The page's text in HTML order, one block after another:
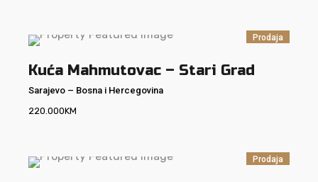
Prodaja
Kuća Mahmutovac – Stari Grad
Sarajevo – Bosna i Hercegovina
220.000KM
Prodaja